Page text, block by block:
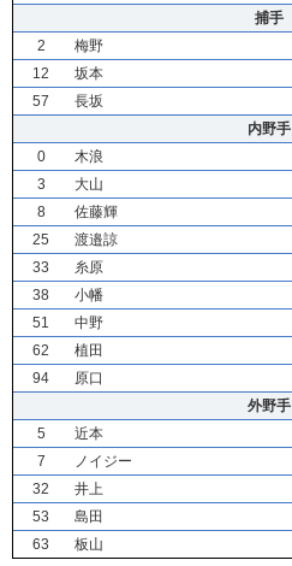
捕手
2
梅野
12
坂本
57
長坂
内野手
0
木浪
3
大山
8
佐藤輝
25
渡邉諒
33
糸原
38
小幡
51
中野
62
植田
94
原口
外野手
5
近本
7
ノイジー
32
井上
53
島田
63
板山